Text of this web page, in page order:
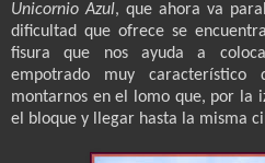
Unicornio Azul, que ahora va
dificultad que ofrece se
fisura que nos ayuda a
empotrado muy característico
montarnos en el lomo que, por la
el bloque y llegar hasta la misma